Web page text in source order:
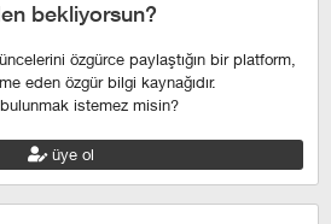
bekliyorsun?
özgürce paylaştığın bir platform,
eden özgür bilgi kaynağıdır.
istemez misin?
üye ol